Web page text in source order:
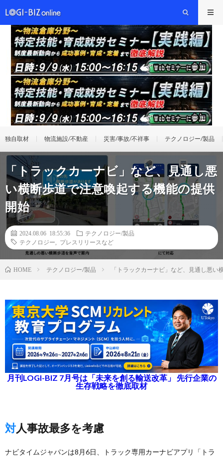
独自取材 物流施設/不動産 災害/事故/不祥事 テクノロジー/製品
「トラックカーナビ」など、見通し悪
い横断歩道で注意喚起する機能の提供
開始
2024.08.06 18:55:36
テクノロジー/製品
テクノロジー
プレスリリースなど
HOME テクノロジー/製品 「トラックカーナビ」など、見通し悪
月刊LOGI-BIZ 7月号は「未来を創る輸送改革」 先行企業の
生存戦略を徹底取材
対人事故最多を考慮
ナビタイムジャパンは8月6日、トラック専用カーナビアプリ「トラ